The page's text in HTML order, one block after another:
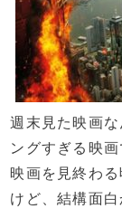
週末見た映画
ングすぎる映
映画を見終わ
けど、結構面